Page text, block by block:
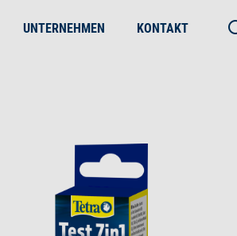
UNTERNEHMEN KONTAKT